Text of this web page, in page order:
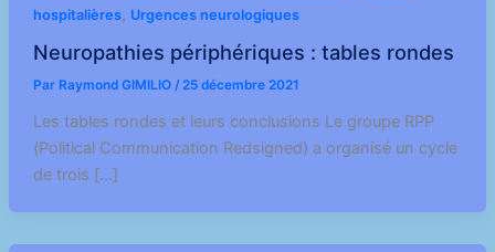
hospitalières, Urgences neurologiques
Neuropathies périphériques : tables rondes
Par Raymond GIMILIO / 25 décembre 2021
Les tables rondes et leurs conclusions Le groupe RPP
(Political Communication Redsigned) a organisé un cycle
de trois […]